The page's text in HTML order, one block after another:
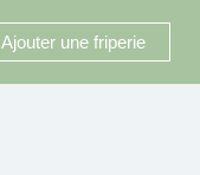
Ajouter une friperie